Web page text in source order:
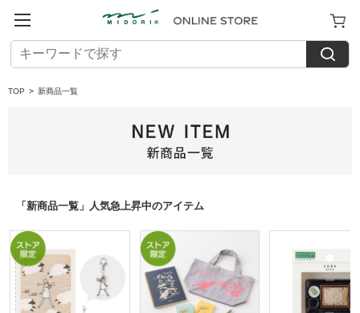
TOP > 新商品一覧
「新商品一覧」人気急上昇中のアイテム